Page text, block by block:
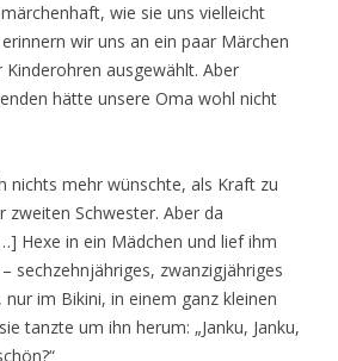
wie sie uns vielleicht
wir uns an ein paar Märchen
ausgewählt. Aber
hätte unsere Oma wohl nicht
nichts mehr wünschte, als Kraft zu
zweiten Schwester. Aber da
Hexe in ein Mädchen und lief ihm
sechzehnjähriges, zwanzigjähriges
im Bikini, in einem ganz kleinen
tanzte um ihn herum: „Janku, Janku,